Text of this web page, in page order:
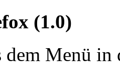
(1.0)
dem Menü